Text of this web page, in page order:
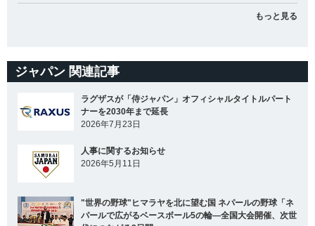
もっと見る
ジャパン 関連記事
ラグザスが「侍ジャパン」オフィシャルタイトルパート
ナーを2030年まで延長
2026年7月23日
人事に関するお知らせ
2026年5月11日
"世界の野球"ヒマラヤを北に望む国 ネパールの野球「ネ
パールで広がるベースボール5の輪―全国大会開催、次世